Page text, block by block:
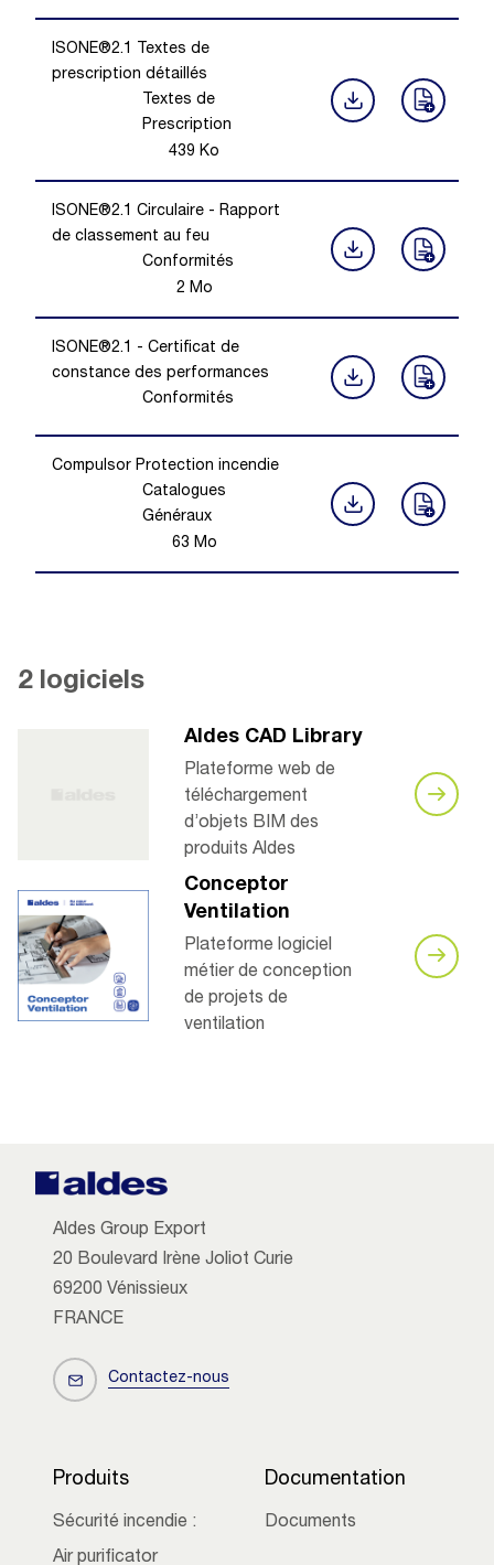
ISONE®2.1 Textes de
prescription détaillés
Textes de
Prescription
439 Ko
ISONE®2.1 Circulaire - Rapport
de classement au feu
Conformités
2 Mo
ISONE®2.1 - Certificat de
constance des performances
Conformités
Compulsor Protection incendie
Catalogues
Généraux
63 Mo
2 logiciels
Aldes CAD Library
Plateforme web de
téléchargement
d’objets BIM des
produits Aldes
Conceptor
Ventilation
Plateforme logiciel
métier de conception
de projets de
ventilation
Aldes Group Export
20 Boulevard Irène Joliot Curie
69200 Vénissieux
FRANCE
Contactez-nous
Produits
Sécurité incendie :
Air purificator
Documentation
Documents